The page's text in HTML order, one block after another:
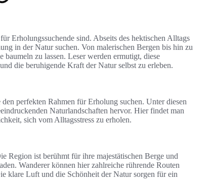
Erholungssuchende sind. Abseits des hektischen Alltags
in der Natur suchen. Von malerischen Bergen bis hin zu
zu lassen. Leser werden ermutigt, diese
die beruhigende Kraft der Natur selbst zu erleben.
perfekten Rahmen für Erholung suchen. Unter diesen
Naturlandschaften hervor. Hier findet man
sich vom Alltagsstress zu erholen.
Region ist berühmt für ihre majestätischen Berge und
Wanderer können hier zahlreiche rührende Routen
klare Luft und die Schönheit der Natur sorgen für ein